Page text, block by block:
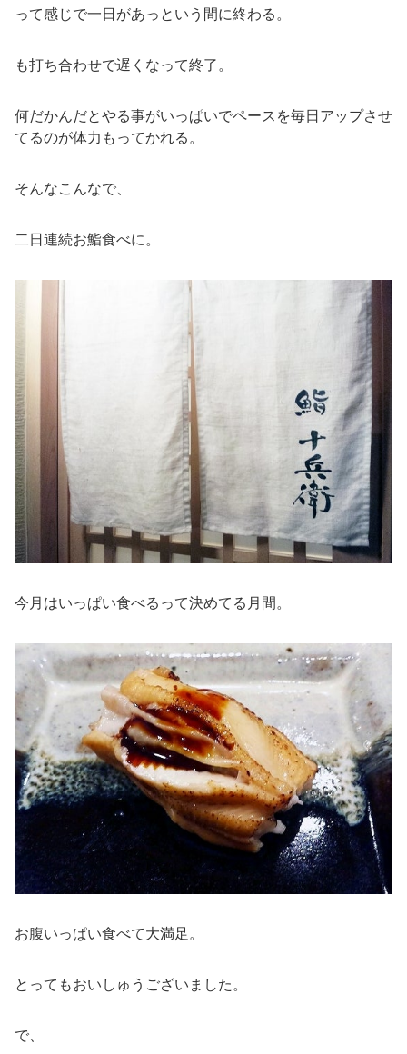
って感じで一日があっという間に終わる。
も打ち合わせで遅くなって終了。
何だかんだとやる事がいっぱいでペースを毎日アップさせ
てるのが体力もってかれる。
そんなこんなで、
二日連続お鮨食べに。
今月はいっぱい食べるって決めてる月間。
お腹いっぱい食べて大満足。
とってもおいしゅうございました。
で、